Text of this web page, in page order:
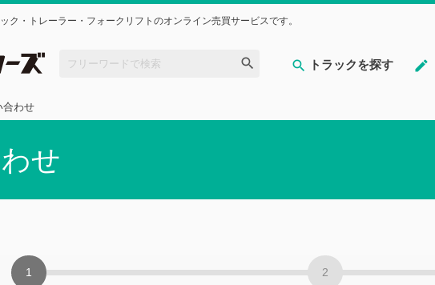
ク・トレーラー・フォークリフトのオンライン売買サービスです。
トラックを探す
合わせ
せ